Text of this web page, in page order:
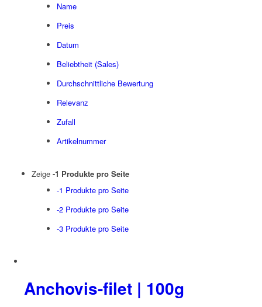
Name
Preis
Datum
Beliebtheit (Sales)
Durchschnittliche Bewertung
Relevanz
Zufall
Artikelnummer
Zeige -1 Produkte pro Seite
-1 Produkte pro Seite
-2 Produkte pro Seite
-3 Produkte pro Seite
Anchovis-filet | 100g